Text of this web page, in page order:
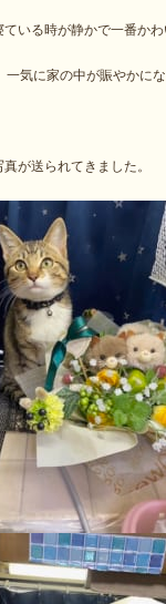
いる時が静かで一番か
気に家の中が賑やかに
が送られてきました。